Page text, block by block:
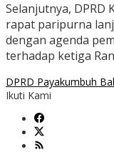
Selanjutnya, DPRD
rapat paripurna
dengan agenda
terhadap ketiga
DPRD Payakumbuh
Ikuti Kami